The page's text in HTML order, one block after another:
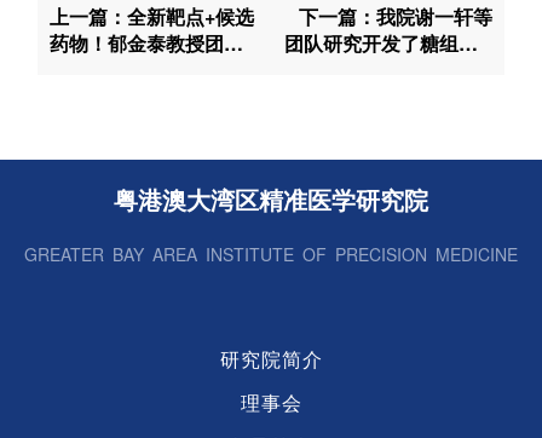
上一篇：全新靶点+候选
药物！郁金泰教授团队
下一篇：我院谢一轩等
团队研究开发了糖组学G
粤港澳大湾区精准医学研究院
GREATER BAY AREA INSTITUTE OF PRECISION MEDICINE
研究院简介
理事会